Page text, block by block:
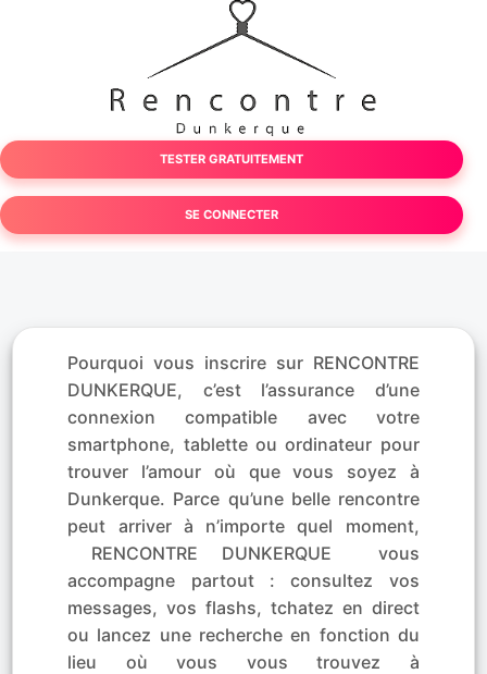
TESTER GRATUITEMENT
SE CONNECTER
Pourquoi vous inscrire sur RENCONTRE
DUNKERQUE, c’est l’assurance d’une
connexion compatible avec votre
smartphone, tablette ou ordinateur pour
trouver l’amour où que vous soyez à
Dunkerque. Parce qu’une belle rencontre
peut arriver à n’importe quel moment,
RENCONTRE DUNKERQUE vous
accompagne partout : consultez vos
messages, vos flashs, tchatez en direct
ou lancez une recherche en fonction du
lieu où vous vous trouvez à